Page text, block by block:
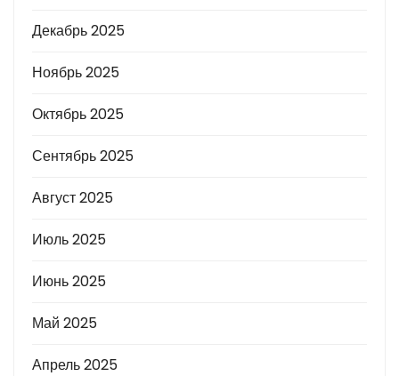
Декабрь 2025
Ноябрь 2025
Октябрь 2025
Сентябрь 2025
Август 2025
Июль 2025
Июнь 2025
Май 2025
Апрель 2025